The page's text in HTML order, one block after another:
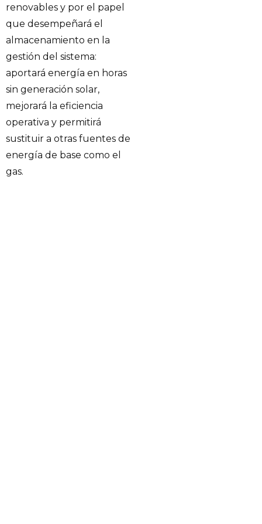
renovables y por el papel
que desempeñará el
almacenamiento en la
gestión del sistema:
aportará energía en horas
sin generación solar,
mejorará la eficiencia
operativa y permitirá
sustituir a otras fuentes de
energía de base como el
gas.